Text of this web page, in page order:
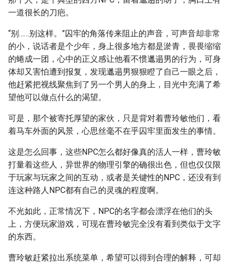
一道很长的刀疤。
“别……别这样。”囚牢的角落传来阻止的声音，可声音却非常
的小，说话者是个少年，身上很多地方都是淤青，畏畏缩缩
的蜷成一团，心中的正义感让他看不惯邋遢男的行为，可身
体却又害怕遭到报复，发现邋遢男狠狠瞪了自己一眼之后，
他赶紧把视线聚焦到了另一个男人的身上，目光中充满了希
望他可以做点什么的渴望。
可是，那个被寄托厚望的家伙，只是背对着曹玲敏他们，看
着马车外面的风景，心思丝毫不在乎囚牢里面发生的事情。
这是怎么回事，这些NPC怎么都好像真的活人一样，曹玲敏
打量着这些人，异世界的物理引擎的确很出色，但也仅仅限
于玩家与玩家之间的互动，或者是关键性的NPC，还没有到
连这种路人NPC都有自己的灵魂的程度啊。
不光如此，正常情况下，NPC的名字都会漂浮在他们的头
上，方便玩家游戏，可现在曹玲敏完全没有看到类似于文字
的东西。
曹玲敏赶紧拉出系统菜单，希望可以得到合理的解释，可却